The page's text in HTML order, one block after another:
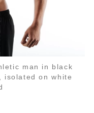
man in black
isolated on white